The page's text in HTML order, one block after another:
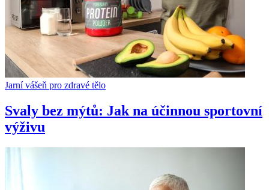
Jarní vášeň pro zdravé tělo
Svaly bez mýtů: Jak na účinnou sportovní
výživu